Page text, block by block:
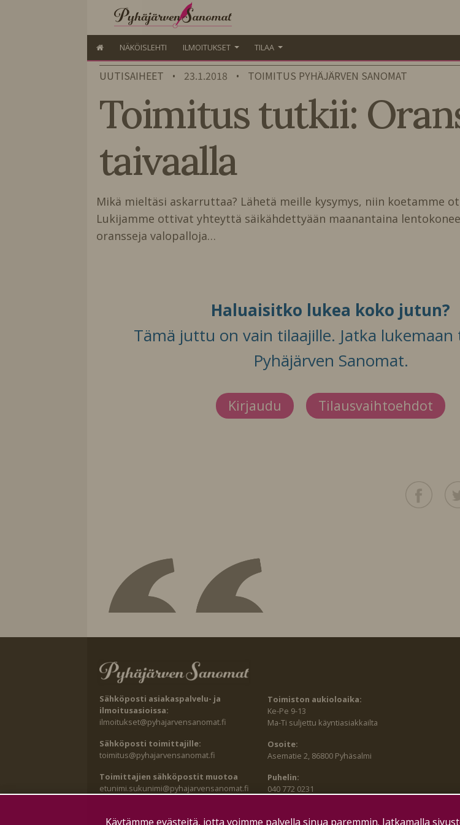
NÄKÖISLEHTI ILMOITUKSET TILAA
UUTISAIHEET • 23.1.2018 • TOIMITUS PYHÄJÄRVEN SANOMAT
Toimitus tutkii:
taivaalla
Mikä mieltäsi askarruttaa? Lähetä meille kysymys, niin koetamme
Lukijamme ottivat yhteyttä säikähdettyään maanantaina
oransseja valopalloja…
Haluaisitko lukea koko jutun?
Tämä juttu on vain tilaajille. Jatka lukemaan
Pyhäjärven Sanomat.
Kirjaudu Tilausvaihtoehdot
Sähköposti asiakaspalvelu- ja
ilmoitusasioissa:
ilmoitukset@pyhajarvensanomat.fi
Sähköposti toimittajille:
toimitus@pyhajarvensanomat.fi
Toimittajien sähköpostit muotoa
etunimi.sukunimi@pyhajarvensanomat.fi
Toimiston aukioloaika:
Ke-Pe 9-13
Ma-Ti suljettu käyntiasiakkailta
Osoite:
Asematie 2, 86800 Pyhäsalmi
Puhelin:
040 772 0231
Käytämme evästeitä, jotta voimme palvella sinua paremmin. Jatkamalla